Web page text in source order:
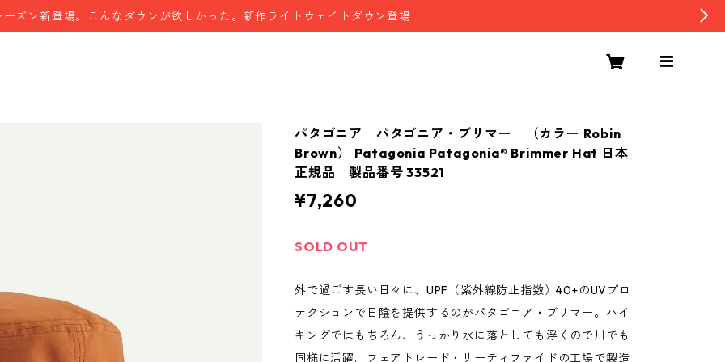
ーズン新登場。こんなダウンが欲しかった。新作ライトウェイトダウン登場
パタゴニア パタゴニア・ブリマー （カラー Robin
Brown） Patagonia Patagonia® Brimmer Hat 日本
正規品 製品番号 33521
¥7,260
SOLD OUT
外で過ごす長い日々に、UPF（紫外線防止指数）40+のUVプロ
テクションで日陰を提供するのがパタゴニア・ブリマー。ハイ
キングではもちろん、うっかり水に落としても浮くので川でも
同様に活躍。フェアトレード・サーティファイドの工場で製造